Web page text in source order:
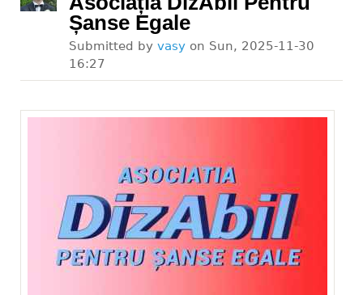
Șanse Egale
Submitted by vasy on Sun, 2025-11-30
16:27